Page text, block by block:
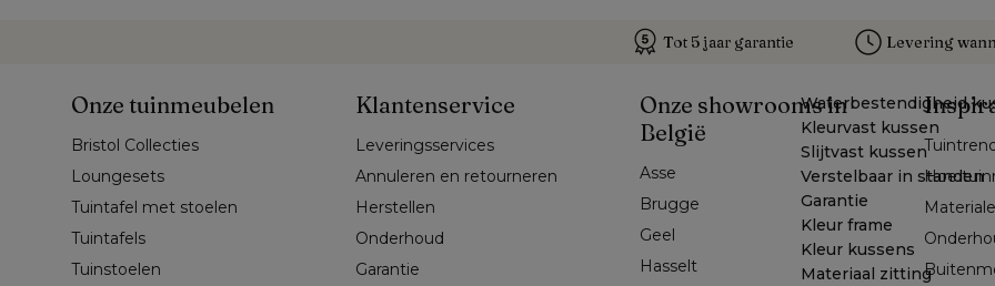
Waterbestendigheid
Kleurvast kussen
Slijtvast kussen
Verstelbaar in standen
Garantie
Kleur frame
Kleur kussens
Materiaal zitting
Tot 5 jaar garantie Levering
Onze tuinmeubelen
Bristol Collecties
Loungesets
Tuintafel met stoelen
Tuintafels
Tuinstoelen
Klantenservice
Leveringsservices
Annuleren en retourneren
Herstellen
Onderhoud
Garantie
Onze showrooms in
België
Asse
Brugge
Geel
Hasselt
Hoe